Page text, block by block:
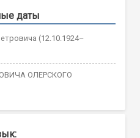
даты
(12.10.1924–
ОЛЕРСКОГО